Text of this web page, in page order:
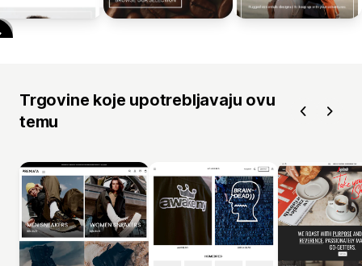
Trgovine koje upotrebljavaju ovu
temu